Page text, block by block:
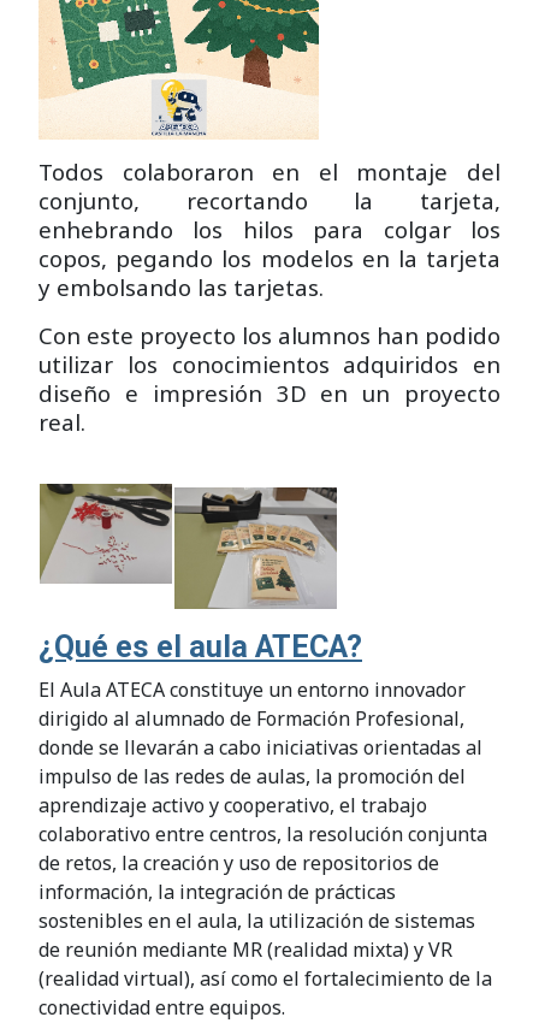
Todos colaboraron en el montaje del
conjunto, recortando la tarjeta,
enhebrando los hilos para colgar los
copos, pegando los modelos en la tarjeta
y embolsando las tarjetas.
Con este proyecto los alumnos han podido
utilizar los conocimientos adquiridos en
diseño e impresión 3D en un proyecto
real.
¿Qué es el aula ATECA?
El Aula ATECA constituye un entorno innovador
dirigido al alumnado de Formación Profesional,
donde se llevarán a cabo iniciativas orientadas al
impulso de las redes de aulas, la promoción del
aprendizaje activo y cooperativo, el trabajo
colaborativo entre centros, la resolución conjunta
de retos, la creación y uso de repositorios de
información, la integración de prácticas
sostenibles en el aula, la utilización de sistemas
de reunión mediante MR (realidad mixta) y VR
(realidad virtual), así como el fortalecimiento de la
conectividad entre equipos.